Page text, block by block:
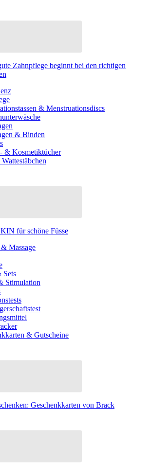
Zahnpflege beginnt bei den richtigen
& Menstruationsdiscs
& Binden
& Kosmetiktücher
für schöne Füsse
Massage
Sets
Stimulation
& Gutscheine
Geschenkkarten von Brack